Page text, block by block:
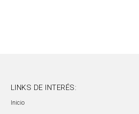
LINKS DE INTERÉS:
Inicio